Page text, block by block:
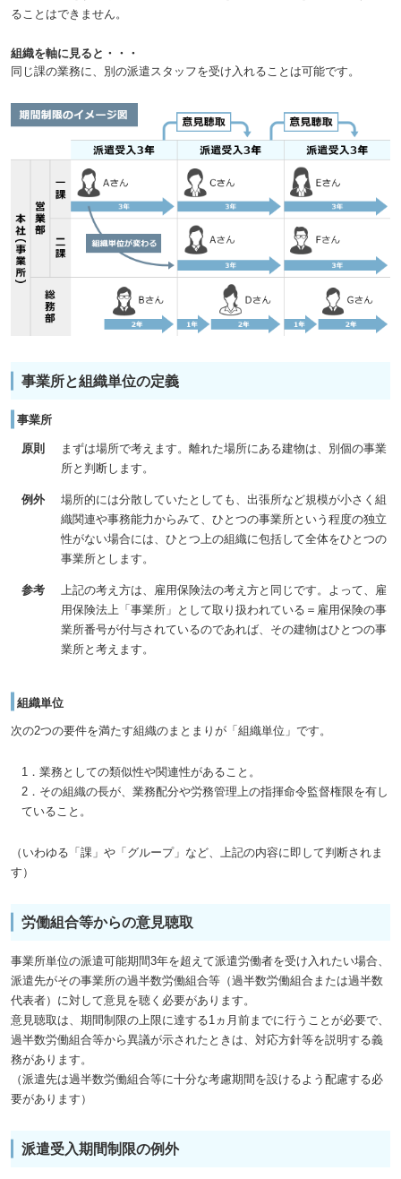
ることはできません。
組織を軸に見ると・・・
同じ課の業務に、別の派遣スタッフを受け入れることは可能です。
事業所と組織単位の定義
事業所
原則
まずは場所で考えます。離れた場所にある建物は、別個の事業
所と判断します。
例外
場所的には分散していたとしても、出張所など規模が小さく組
織関連や事務能力からみて、ひとつの事業所という程度の独立
性がない場合には、ひとつ上の組織に包括して全体をひとつの
事業所とします。
参考
上記の考え方は、雇用保険法の考え方と同じです。よって、雇
用保険法上「事業所」として取り扱われている＝雇用保険の事
業所番号が付与されているのであれば、その建物はひとつの事
業所と考えます。
組織単位
次の2つの要件を満たす組織のまとまりが「組織単位」です。
1．業務としての類似性や関連性があること。
2．その組織の長が、業務配分や労務管理上の指揮命令監督権限を有し
ていること。
（いわゆる「課」や「グループ」など、上記の内容に即して判断されま
す）
労働組合等からの意見聴取
事業所単位の派遣可能期間3年を超えて派遣労働者を受け入れたい場合、
派遣先がその事業所の過半数労働組合等（過半数労働組合または過半数
代表者）に対して意見を聴く必要があります。
意見聴取は、期間制限の上限に達する1ヵ月前までに行うことが必要で、
過半数労働組合等から異議が示されたときは、対応方針等を説明する義
務があります。
（派遣先は過半数労働組合等に十分な考慮期間を設けるよう配慮する必
要があります）
派遣受入期間制限の例外